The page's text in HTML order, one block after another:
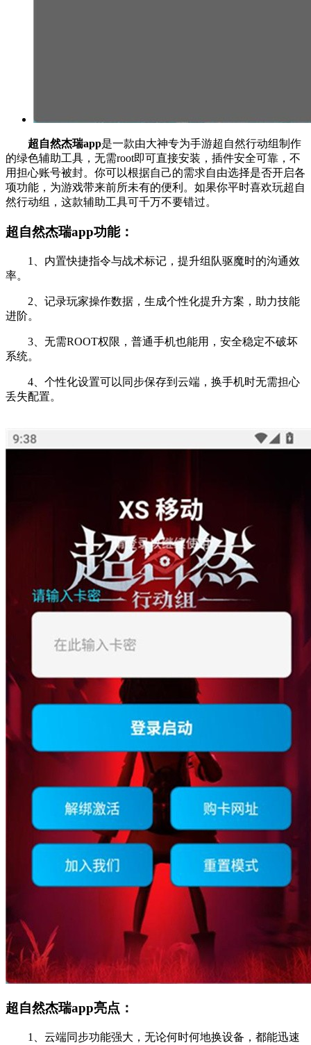
超自然杰瑞app是一款由大神专为手游超自然行动组制作
的绿色辅助工具，无需root即可直接安装，插件安全可靠，不
用担心账号被封。你可以根据自己的需求自由选择是否开启各
项功能，为游戏带来前所未有的便利。如果你平时喜欢玩超自
然行动组，这款辅助工具可千万不要错过。
超自然杰瑞app功能：
1、内置快捷指令与战术标记，提升组队驱魔时的沟通效
率。
2、记录玩家操作数据，生成个性化提升方案，助力技能
进阶。
3、无需ROOT权限，普通手机也能用，安全稳定不破坏
系统。
4、个性化设置可以同步保存到云端，换手机时无需担心
丢失配置。
超自然杰瑞app亮点：
1、云端同步功能强大，无论何时何地换设备，都能迅速